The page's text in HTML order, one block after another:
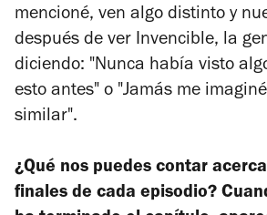
mencioné, ven algo distinto y
después de ver Invencible, la
diciendo: "Nunca había visto
esto antes" o "Jamás me
similar".
¿Qué nos puedes contar
finales de cada episodio?